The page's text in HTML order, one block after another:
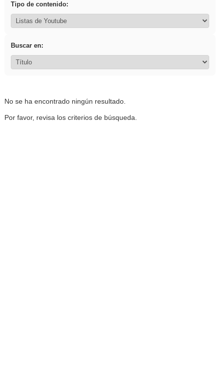
Tipo de contenido:
Buscar en:
No se ha encontrado ningún resultado.
Por favor, revisa los criterios de búsqueda.